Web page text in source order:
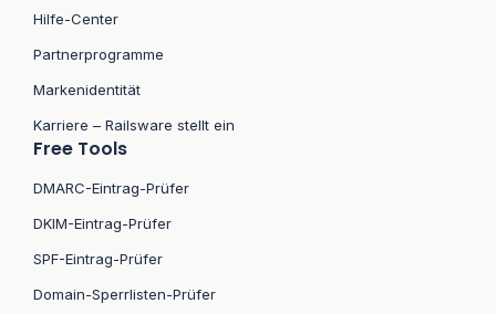
Hilfe-Center
Partnerprogramme
Markenidentität
Karriere – Railsware stellt ein
Free Tools
DMARC-Eintrag-Prüfer
DKIM-Eintrag-Prüfer
SPF-Eintrag-Prüfer
Domain-Sperrlisten-Prüfer